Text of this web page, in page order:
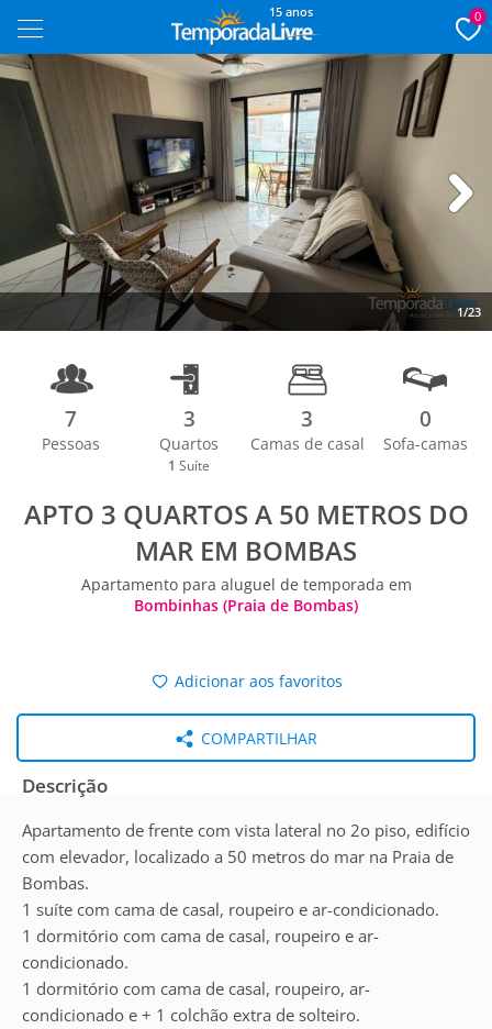
15 anos 0
1/23
7
Pessoas
3
Quartos
1 Suíte
3
Camas de casal
0
Sofa-camas
APTO 3 QUARTOS A 50 METROS DO
MAR EM BOMBAS
Apartamento para aluguel de temporada em
Bombinhas (Praia de Bombas)
Adicionar aos favoritos
COMPARTILHAR
Descrição
Apartamento de frente com vista lateral no 2o piso, edifício
com elevador, localizado a 50 metros do mar na Praia de
Bombas.
1 suíte com cama de casal, roupeiro e ar-condicionado.
1 dormitório com cama de casal, roupeiro e ar-
condicionado.
1 dormitório com cama de casal, roupeiro, ar-
condicionado e + 1 colchão extra de solteiro.